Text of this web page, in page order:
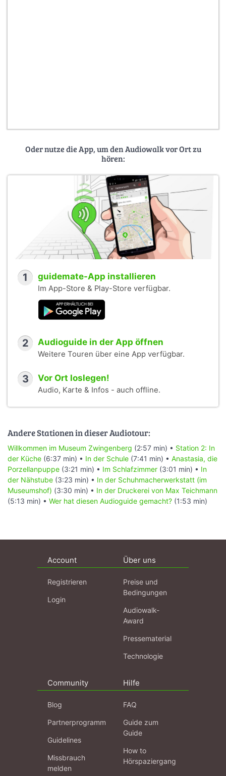
Oder nutze die App, um den Audiowalk vor Ort zu
hören:
1 guidemate-App installieren
Im App-Store & Play-Store verfügbar.
2 Audioguide in der App öffnen
Weitere Touren über eine App verfügbar.
3 Vor Ort loslegen!
Audio, Karte & Infos - auch offline.
Andere Stationen in dieser Audiotour:
Willkommen im Museum Zwingenberg (2:57 min) • Station 2: In
der Küche (6:37 min) • In der Schule (7:41 min) • Anastasia, die
Porzellanpuppe (3:21 min) • Im Schlafzimmer (3:01 min) • In
der Nähstube (3:23 min) • In der Schuhmacherwerkstatt (im
Museumshof) (3:30 min) • In der Druckerei von Max Teichmann
(5:13 min) • Wer hat diesen Audioguide gemacht? (1:53 min)
Account
Registrieren
Login
Über uns
Preise und
Bedingungen
Audiowalk-
Award
Pressematerial
Technologie
Community
Blog
Partnerprogramm
Guidelines
Missbrauch
melden
Hilfe
FAQ
Guide zum
Guide
How to
Hörspaziergang